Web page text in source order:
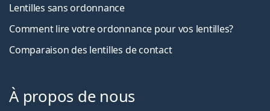
Lentilles sans ordonnance
Comment lire votre ordonnance pour vos lentilles?
Comparaison des lentilles de contact
À propos de nous